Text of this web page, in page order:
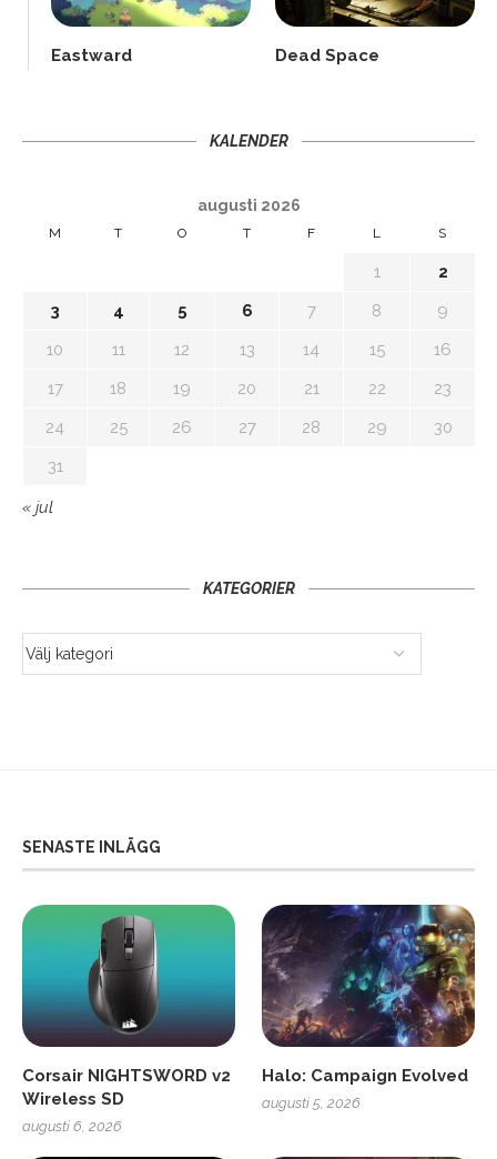
Eastward Dead Space
KALENDER
augusti 2026
M T O T F L S
1
2
3
4 5 6 7 8
9
10
11 12 13 14 15
16
17
18 19 20 21 22
23
24
25 26 27 28 29
30
31
« jul
KATEGORIER
SENASTE INLÄGG
Corsair NIGHTSWORD v2
Wireless SD
augusti 6, 2026
Halo: Campaign Evolved
augusti 5, 2026